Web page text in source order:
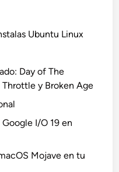
Ubuntu Linux
Day of The
y Broken Age
I/O 19 en
Mojave en tu